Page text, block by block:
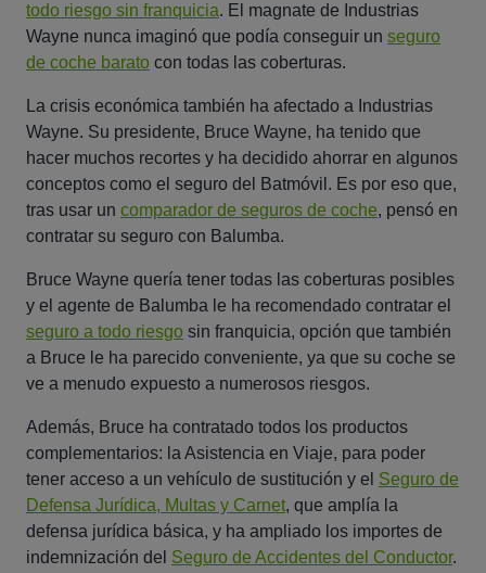
todo riesgo sin franquicia. El magnate de Industrias
Wayne nunca imaginó que podía conseguir un seguro
de coche barato con todas las coberturas.
La crisis económica también ha afectado a Industrias
Wayne. Su presidente, Bruce Wayne, ha tenido que
hacer muchos recortes y ha decidido ahorrar en algunos
conceptos como el seguro del Batmóvil. Es por eso que,
tras usar un comparador de seguros de coche, pensó en
contratar su seguro con Balumba.
Bruce Wayne quería tener todas las coberturas posibles
y el agente de Balumba le ha recomendado contratar el
seguro a todo riesgo sin franquicia, opción que también
a Bruce le ha parecido conveniente, ya que su coche se
ve a menudo expuesto a numerosos riesgos.
Además, Bruce ha contratado todos los productos
complementarios: la Asistencia en Viaje, para poder
tener acceso a un vehículo de sustitución y el Seguro de
Defensa Jurídica, Multas y Carnet, que amplía la
defensa jurídica básica, y ha ampliado los importes de
indemnización del Seguro de Accidentes del Conductor.